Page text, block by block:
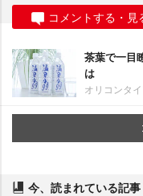
コメントする・見
茶葉で一目
は
オリコンタ
今、読まれている記事